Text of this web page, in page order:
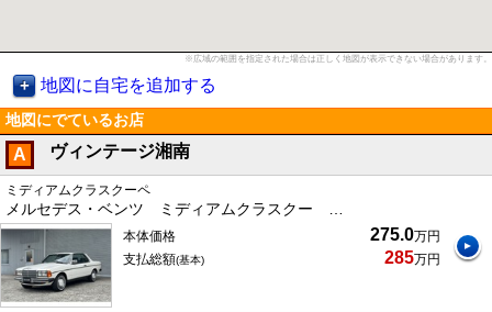
※広域の範囲を指定された場合は正しく地図が表示できない場合があります。
地図に自宅を追加する
地図にでているお店
A ヴィンテージ湘南
ミディアムクラスクーペ
メルセデス・ベンツ ミディアムクラスクー …
本体価格 275.0万円
支払総額(基本) 285万円